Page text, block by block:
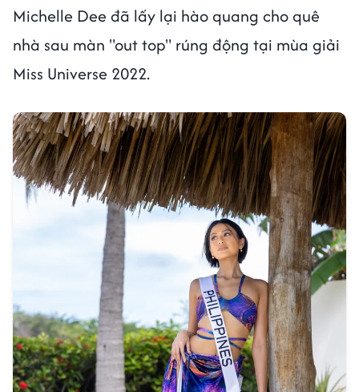
Michelle Dee đã lấy lại hào quang cho quê
nhà sau màn "out top" rúng động tại mùa giải
Miss Universe 2022.